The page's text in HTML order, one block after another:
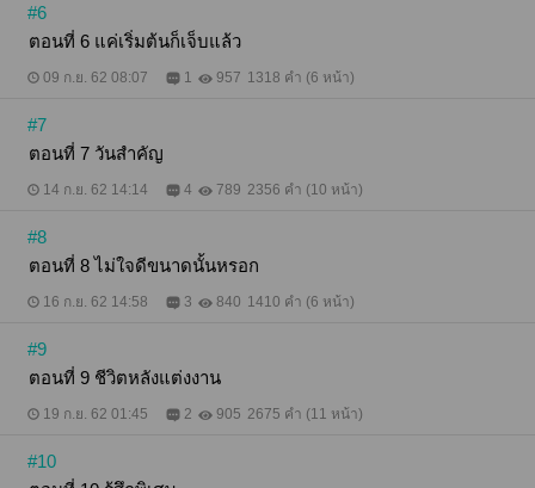
#6
ตอนที่ 6 แค่เริ่มต้นก็เจ็บแล้ว
09 ก.ย. 62 08:07 1 957 1318 คำ (6 หน้า)
#7
ตอนที่ 7 วันสำคัญ
14 ก.ย. 62 14:14 4 789 2356 คำ (10 หน้า)
#8
ตอนที่ 8 ไม่ใจดีขนาดนั้นหรอก
16 ก.ย. 62 14:58 3 840 1410 คำ (6 หน้า)
#9
ตอนที่ 9 ชีวิตหลังแต่งงาน
19 ก.ย. 62 01:45 2 905 2675 คำ (11 หน้า)
#10